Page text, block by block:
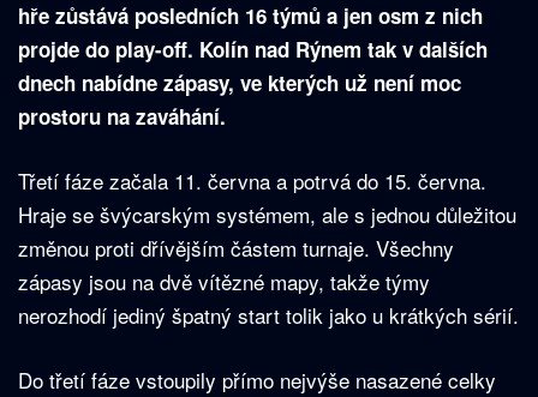
hře zůstává posledních 16 týmů a jen osm z nich
projde do play-off. Kolín nad Rýnem tak v dalších
dnech nabídne zápasy, ve kterých už není moc
prostoru na zaváhání.
Třetí fáze začala 11. června a potrvá do 15. června.
Hraje se švýcarským systémem, ale s jednou důležitou
změnou proti dřívějším částem turnaje. Všechny
zápasy jsou na dvě vítězné mapy, takže týmy
nerozhodí jediný špatný start tolik jako u krátkých sérií.
Do třetí fáze vstoupily přímo nejvýše nasazené celky